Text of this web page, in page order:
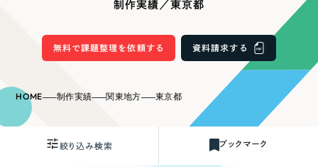
お役立ち情報
リーピーが選ばれる理由
Company
制作実績／東京都
無料で課題整理を依頼する 資料請求する
HOME 制作実績 関東地方 東京都
絞り込み検索 ブックマーク